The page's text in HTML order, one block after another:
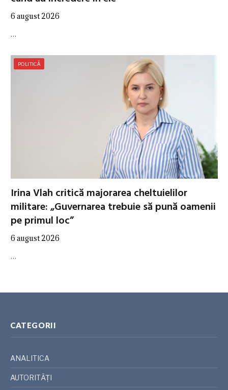
6 august 2026
…
POLITICĂ
Irina Vlah critică majorarea cheltuielilor
militare: „Guvernarea trebuie să pună oamenii
pe primul loc”
6 august 2026
…
CATEGORII
ANALITICA
AUTORITĂȚI